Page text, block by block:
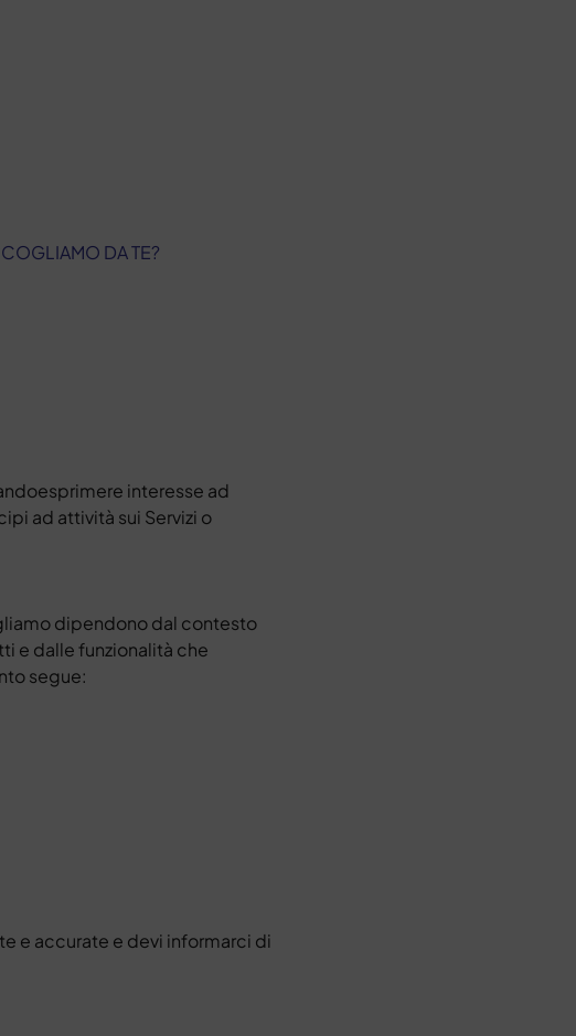
DA TE?
esprimere interesse ad
ad attività sui Servizi o
dipendono dal contesto
e dalle funzionalità che
segue:
e accurate e devi informarci di